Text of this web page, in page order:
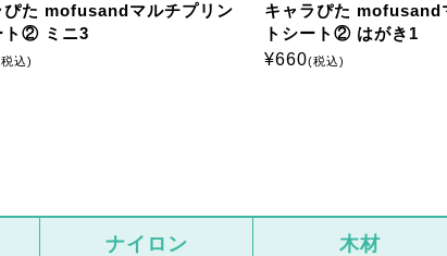
ぴた mofusandマルチプリン
ト② ミニ3
込)
キャラぴた mofusand
トシート② はがき1
¥660(税込)
ナイロン 木材